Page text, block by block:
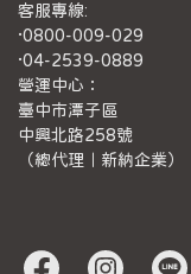
客服專線:
·0800-009-029
·04-2539-0889
營運中心：
臺中市潭子區
中興北路258號
（總代理｜新納企業）